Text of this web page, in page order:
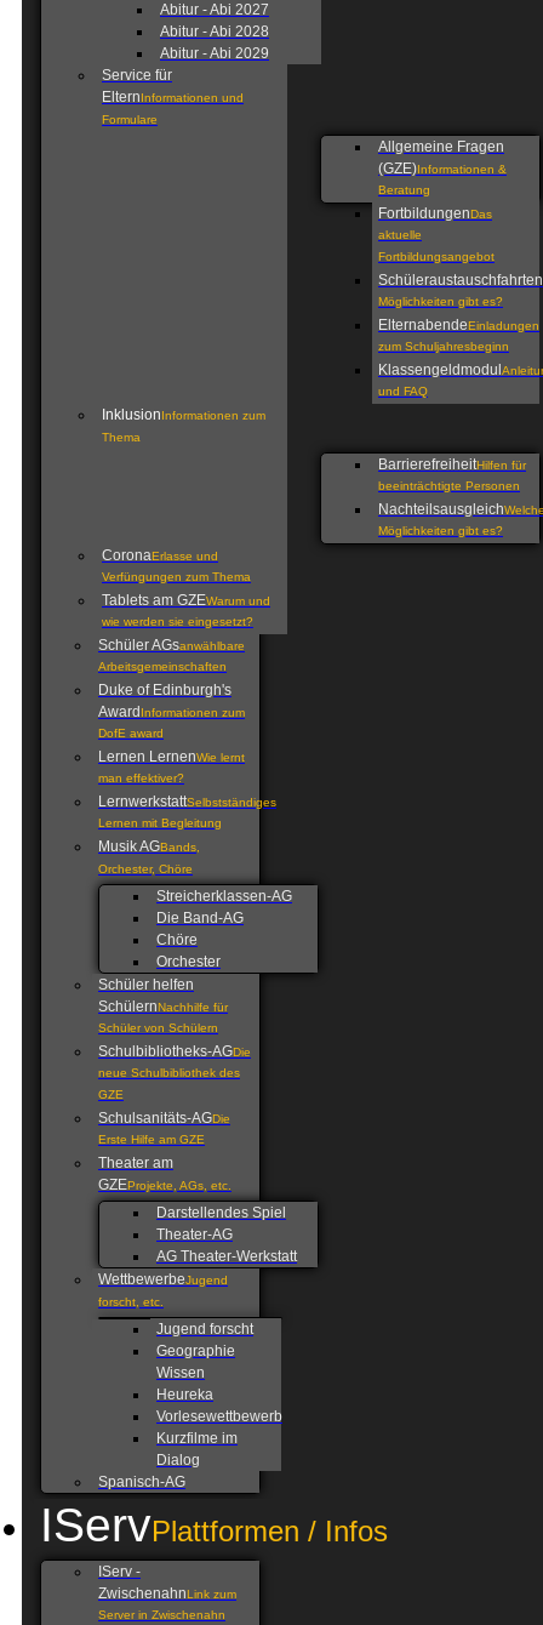
Abitur - Abi 2027
Abitur - Abi 2028
Abitur - Abi 2029
Service für
ElternInformationen und
Formulare
Allgemeine Fragen
(GZE)Informationen &
Beratung
FortbildungenDas
aktuelle
Fortbildungsangebot
Schüleraustauschfahrten
Möglichkeiten gibt es?
ElternabendeEinladungen
zum Schuljahresbeginn
Klassengeldmodul
und FAQ
InklusionInformationen zum
Thema
BarrierefreiheitHilfen für
beeinträchtigte Personen
Nachteilsausgleich
Möglichkeiten gibt es?
CoronaErlasse und
Verfüngungen zum Thema
Tablets am GZEWarum und
wie werden sie eingesetzt?
Schüler AGsanwählbare
Arbeitsgemeinschaften
Duke of Edinburgh's
Award Informationen zum
DofE award
Lernen LernenWie lernt
man effektiver?
LernwerkstattSelbstständiges
Lernen mit Begleitung
Musik AGBands,
Orchester, Chöre
Streicherklassen-AG
Die Band-AG
Chöre
Orchester
Schüler helfen
SchülernNachhilfe für
Schüler von Schülern
Schulbibliotheks-AGDie
neue Schulbibliothek des
GZE
Schulsanitäts-AGDie
Erste Hilfe am GZE
Theater am
GZEProjekte, AGs, etc.
Darstellendes Spiel
Theater-AG
AG Theater-Werkstatt
WettbewerbeJugend
forscht, etc.
Jugend forscht
Geographie
Wissen
Heureka
Vorlesewettbewerb
Kurzfilme im
Dialog
Spanisch-AG
IServPlattformen / Infos
IServ -
ZwischenahnLink zum
Server in Zwischenahn